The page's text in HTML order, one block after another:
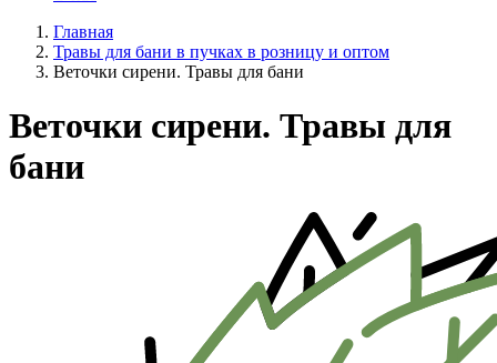
Главная
Травы для бани в пучках в розницу и оптом
Веточки сирени. Травы для бани
Веточки сирени. Травы для
бани